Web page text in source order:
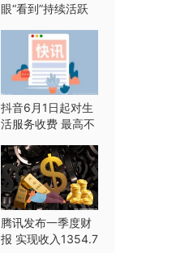
眼“看到”持续活跃
抖音6月1日起对生
活服务收费 最高不
腾讯发布一季度财
报 实现收入1354.7